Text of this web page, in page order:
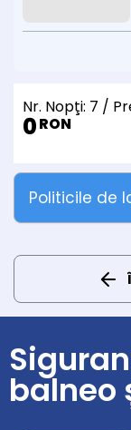
Nr. Nopţi: 7 /
0RON
Politicile de
balneo